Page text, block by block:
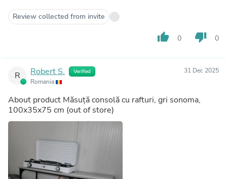
Review collected from invite
thumb_up 0 thumb_down 0
R Robert S. Verified
Romania
31 Dec 2025
About product Măsuță consolă cu rafturi, gri sonoma,
100x35x75 cm (out of store)